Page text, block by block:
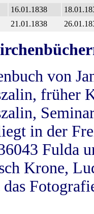
16.01.1838
21.01.1838
von
früher
in der
Fulda
Krone,